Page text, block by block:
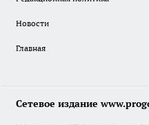
Новости
Главная
Сетевое издание